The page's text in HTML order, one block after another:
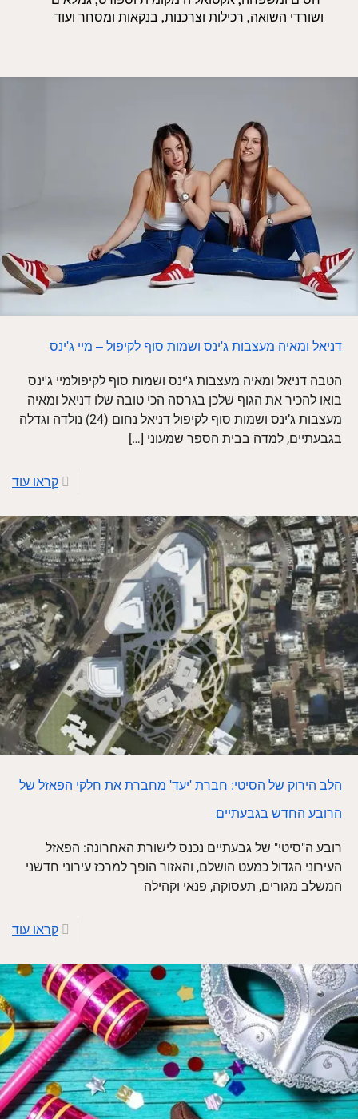
ושורדי השואה, רכילות וצרכנות, בנקאות ומסחר ועוד
דניאל ומאיה מעצבות ג'ינס ושמות סוף לקיפול – מיי ג'ינס
הטבה דניאל ומאיה מעצבות ג'ינס ושמות סוף לקיפולמיי ג'ינס
בואו להכיר את הגוף שלכן בגרסה הכי טובה שלו דניאל ומאיה
מעצבות ג’ינס ושמות סוף לקיפול דניאל נחום (24) נולדה וגדלה
בגבעתיים, למדה בבית הספר שמעוני […]
קראו עוד
הלב הירוק של הסיטי: חברת 'יעד' מחברת את חלקי הפאזל של
הרובע החדש בגבעתיים
רובע ה"סיטי" של גבעתיים נכנס לישורת האחרונה: הפאזל
העירוני הגדול כמעט הושלם, והאזור הופך למרכז עירוני חדשני
המשלב מגורים, תעסוקה, פנאי וקהילה
קראו עוד